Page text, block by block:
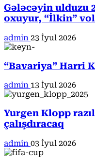
Gələcəyin ulduzu
oxuyur, “İlkin”
admin 23 İyul 2026
“Bavariya” Harri
admin 13 İyul 2026
Yurgen Klopp
çalışdıracaq
admin 03 İyul 2026